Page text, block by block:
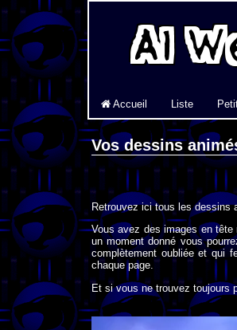
Accueil Liste
Vos dessins
Retrouvez ici tous les dessins
Vous avez des images en
un moment donné vous
complètement oubliée et qui
chaque page.
Et si vous ne trouvez toujours